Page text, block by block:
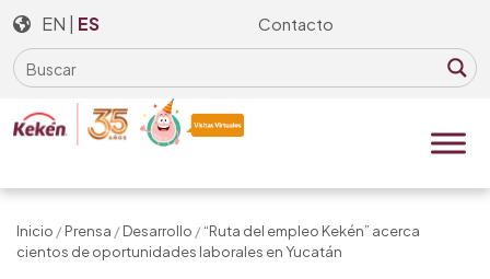
Skip
to
the
content
EN ES Contacto
Inicio /Prensa /Desarrollo /“Ruta del empleo Kekén” acerca
cientos de oportunidades laborales en Yucatán